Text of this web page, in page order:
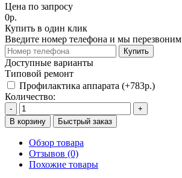
Цена по запросу
0р.
Купить в один клик
Введите номер телефона и мы перезвоним
Купить
Доступные варианты
Типовой ремонт
Профилактика аппарата (+783р.)
Количество:
-
+
В корзину
Быстрый заказ
Обзор товара
Отзывов (0)
Похожие товары